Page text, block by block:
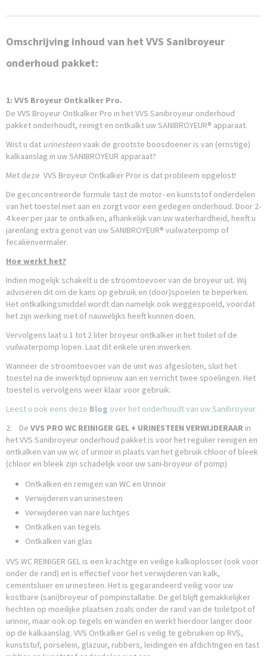
Omschrijving inhoud van het VVS Sanibroyeur
onderhoud pakket:
1: VVS Broyeur Ontkalker Pro.
De VVS Broyeur Ontkalker Pro in het VVS Sanibroyeur onderhoud
pakket onderhoudt, reinigt en ontkalkt uw SANIBROYEUR® apparaat.
Wist u dat urinesteenvaak de grootste boosdoener is van (ernstige)
kalkaanslag in uw SANIBROYEUR apparaat?
Met deze VVS Broyeur Ontkalker Pror is dat probleem opgelost!
De geconcentreerde formule tast de motor- en kunststof onderdelen
van het toestel niet aan en zorgt voor een gedegen onderhoud. Door 2-
4 keer per jaar te ontkalken, afhankelijk van uw waterhardheid, heeft u
jarenlang extra genot van uw SANIBROYEUR® vuilwaterpomp of
fecaliënvermaler.
Hoe werkt het?
Indien mogelijk schakelt u de stroomtoevoer van de broyeur uit. Wij
adviseren dit om de kans op gebruik en (door)spoelen te beperken.
Het ontkalkingsmiddel wordt dan namelijk ook weggespoeld, voordat
het zijn werking niet of nauwelijks heeft kunnen doen.
Vervolgens laat u 1 tot 2 liter broyeur ontkalker in het toilet of de
vuilwaterpomp lopen. Laat dit enkele uren inwerken.
Wanneer de stroomtoevoer van de unit was afgesloten, sluit het
toestel na de inwerktijd opnieuw aan en verricht twee spoelingen. Het
toestel is vervolgens weer klaar voor gebruik.
Leest u ook eens deze Blog over het onderhoudt van uw Sanibroyeur.
2: De VVS PRO WC REINIGER GEL + URINESTEEN VERWIJDERAAR in
het VVS Sanibroyeur onderhoud pakket is voor het regulier reinigen en
ontkalken van uw wc of urinoir in plaats van het gebruik chloor of bleek
(chloor en bleek zijn schadelijk voor uw sani-broyeur of pomp)
Ontkalken en reinigen van WC en Urinoir
Verwijderen van urinesteen
Verwijderen van nare luchtjes
Ontkalken van tegels
Ontkalken van glas
VVS WC REINIGER GEL is een krachtge en veilige kalkoplosser (ook voor
onder de rand) en is effectief voor het verwijderen van kalk,
cementsluier en urinesteen. Het is gegarandeerd veilig voor uw
kostbare (sani)broyeur of pompinstallatie. De gel blijft gemakkelijker
hechten op moeilijke plaatsen zoals onder de rand van de toiletpot of
urinoir, maar ook op tegels en wanden en werkt hierdoor langer door
op de kalkaanslag. VVS Ontkalker Gel is veilig te gebruiken op RVS,
kunststuf, porselein, glazuur, rubbers, leidingen en afdichtngen en tast